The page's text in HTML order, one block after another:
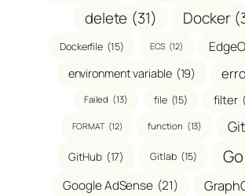
delete (31) Docker
Dockerfile (15) ECS (12)
environment variable (19)
Failed (13) file (15) filter
FORMAT (12) function (13) Git
GitHub (17) Gitlab (15) Go
Google AdSense (21)